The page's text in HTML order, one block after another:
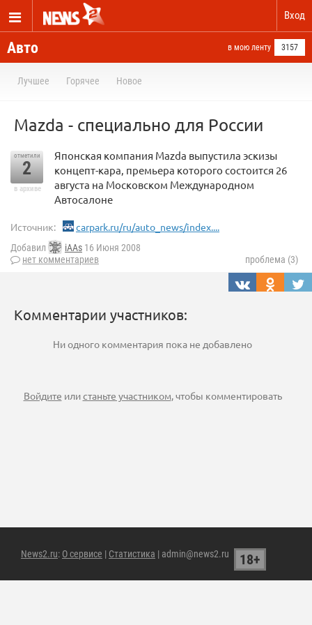
Вход
Авто в мою ленту 3157
Лучшее Горячее Новое
Mazda - специально для России
отметили
2
в архиве
Японская компания Mazda выпустила эскизы
концепт-кара, премьера которого состоится 26
августа на Московском Международном
Автосалоне
Источник: carpark.ru/ru/auto_news/index....
Добавил iAAs 16 Июня 2008
нет комментариев
проблема (3)
Комментарии участников:
Ни одного комментария пока не добавлено
Войдите илистаньте участником, чтобы комментировать
News2.ru: О сервисе | Статистика | admin@news2.ru 18+